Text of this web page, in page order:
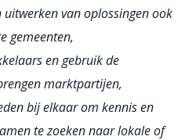
uitwerken van oplossingen ook
gemeenten,
en gebruik de
marktpartijen,
bij elkaar om kennis en
te zoeken naar lokale of